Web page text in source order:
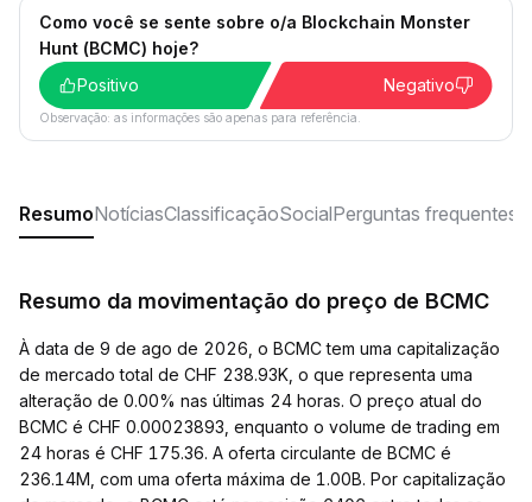
Como você se sente sobre o/a Blockchain Monster
Hunt (BCMC) hoje?
Positivo
Negativo
Observação: as informações são apenas para referência.
ResumoNotíciasClassificaçãoSocialPerguntas frequentes
Resumo da movimentação do preço de BCMC
À data de 9 de ago de 2026, o BCMC tem uma capitalização
de mercado total de CHF 238.93K, o que representa uma
alteração de 0.00% nas últimas 24 horas. O preço atual do
BCMC é CHF 0.00023893, enquanto o volume de trading em
24 horas é CHF 175.36. A oferta circulante de BCMC é
236.14M, com uma oferta máxima de 1.00B. Por capitalização